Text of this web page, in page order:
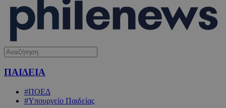
ΠΑΙΔΕΙΑ
#ΠΟΕΔ
#Υπουργείο Παιδείας